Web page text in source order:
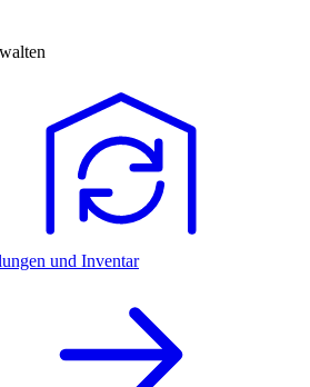
und Inventar